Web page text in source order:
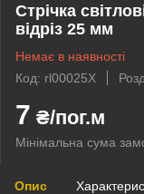
Стрічка
відріз 25 мм
Немає в наявності
Код: rl00025Х
7 ₴/пог.м
Мінімальна сума
Опис